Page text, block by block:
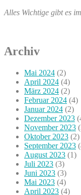
Alles Wichtige gibt es im
Archiv
Mai 2024 (2)
April 2024 (4)
März 2024 (2)
Februar 2024 (4)
Januar 2024 (2)
Dezember 2023
November 2023
Oktober 2023 (2)
September 2023
August 2023 (1)
Juli 2023 (3)
Juni 2023 (3)
Mai 2023 (4)
April 2023 (4)